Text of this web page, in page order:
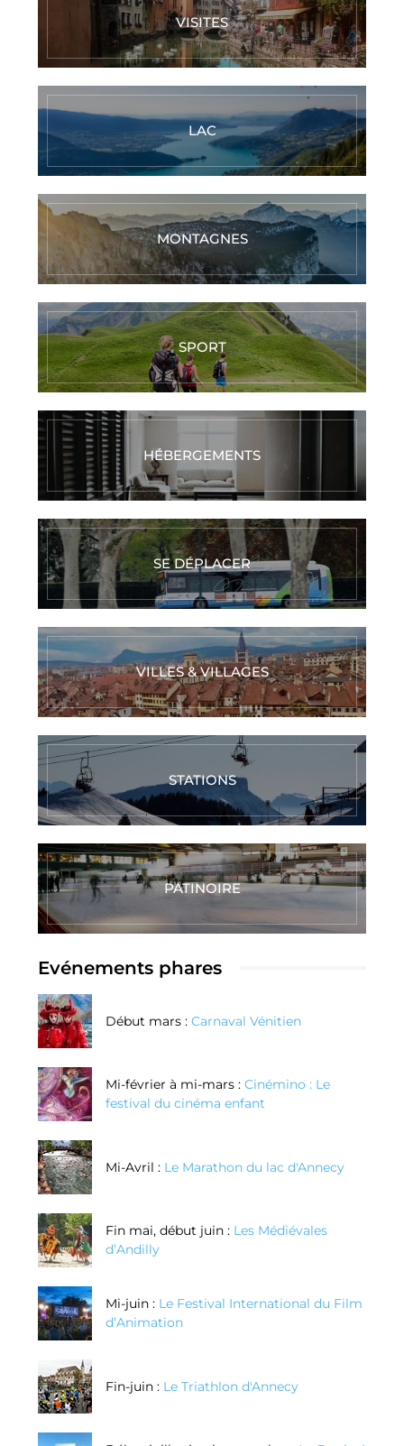
VISITES
LAC
MONTAGNES
SPORT
HÉBERGEMENTS
SE DÉPLACER
VILLES & VILLAGES
STATIONS
PATINOIRE
Evénements phares
Début mars : Carnaval Vénitien
Mi-février à mi-mars : Cinémino : Le
festival du cinéma enfant
Mi-Avril : Le Marathon du lac d'Annecy
Fin mai, début juin : Les Médiévales
d’Andilly
Mi-juin : Le Festival International du Film
d’Animation
Fin-juin : Le Triathlon d'Annecy